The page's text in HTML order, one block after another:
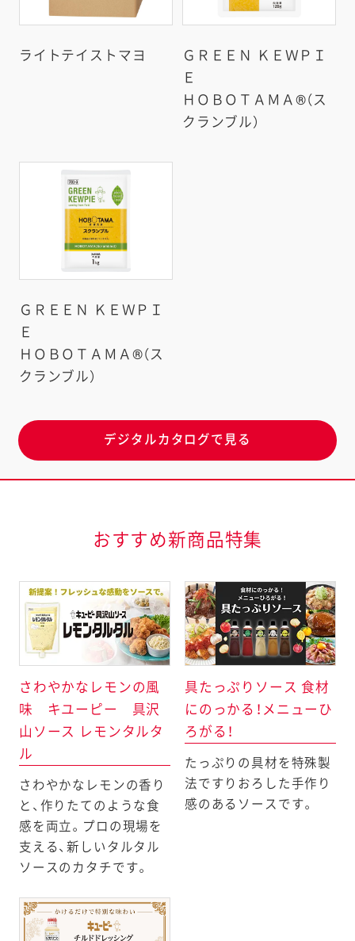
ライトテイストマヨ
ＧＲＥＥＮ ＫＥＷＰＩ
Ｅ
ＨＯＢＯＴＡＭＡ®（ス
クランブル）
ＧＲＥＥＮ ＫＥＷＰＩ
Ｅ
ＨＯＢＯＴＡＭＡ®（ス
クランブル）
デジタルカタログで見る
キユーピー
具沢山ソース レモンタ
ルタル
具たっぷりソース ねぎ
塩
キユーピー
チルドドレッシング シ
ェフズオニオン
キユーピー
野菜がうまい！ やみつき
になる旨たれ
キユーピー
マオンソース
具たっぷりソース トマ
トガーリック
おすすめ新商品特集
さわやかなレモンの風
味 キユーピー 具沢
山ソース レモンタルタ
ル
さわやかなレモンの香り
と、作りたてのような食
感を両立。プロの現場を
支える、新しいタルタル
ソースのカタチです。
具たっぷりソース 食材
にのっかる！メニューひ
ろがる！
たっぷりの具材を特殊製
法ですりおろした手作り
感のあるソースです。